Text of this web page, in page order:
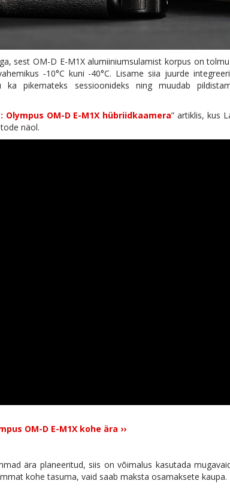
sest OM-D E-M1X alumiiniumsulamist korpus on
‑10°C kuni -40°C. Lisame siia juurde
pikemateks sessioonideks ning muudab
Olympus OM-D E-M1X hübriidkaamera” artiklis, kus
näol.
OM-D E-M1X kohe ära ››
ära planeeritud, siis on võimalus kasutada
kohe tasuma, vaid saab maksta osamaksete kaupa.